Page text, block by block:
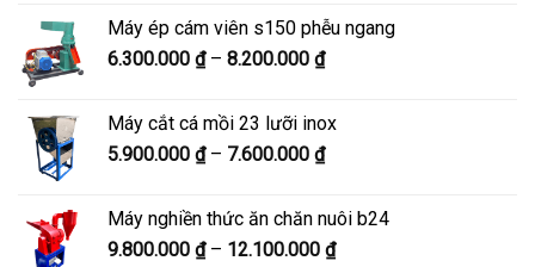
từ
6.900.000 ₫
đến
Máy ép cám viên s150 phễu ngang
6.300.000 ₫ – 8.200.000 ₫Khoảng
6.300.000 ₫
đến
Máy cắt cá mồi 23 lưỡi inox
5.900.000 ₫ – 7.600.000 ₫Khoảng
5.900.000 ₫
đến
Máy nghiền thức ăn chăn nuôi b24
9.800.000 ₫ – 12.100.000 ₫Khoảng